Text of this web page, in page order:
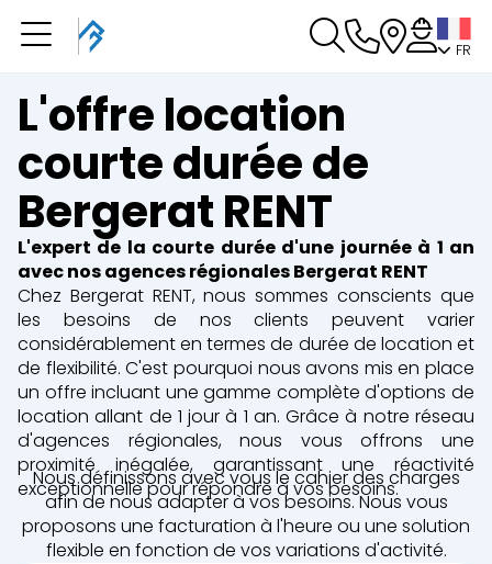
FR
L'offre location
courte durée de
Bergerat RENT
L'expert de la courte durée d'une journée à 1 an
avec nos agences régionales Bergerat RENT
Chez Bergerat RENT, nous sommes conscients que
les besoins de nos clients peuvent varier
considérablement en termes de durée de location et
de flexibilité. C'est pourquoi nous avons mis en place
un offre incluant une gamme complète d'options de
location allant de 1 jour à 1 an. Grâce à notre réseau
d'agences régionales, nous vous offrons une
proximité inégalée, garantissant une réactivité
exceptionnelle pour répondre à vos besoins.
Nous définissons avec vous le cahier des charges
afin de nous adapter à vos besoins. Nous vous
proposons une facturation à l'heure ou une solution
flexible en fonction de vos variations d'activité.
Vous avez une
réservation en cours
Vous n'avez pas de réservation en cours